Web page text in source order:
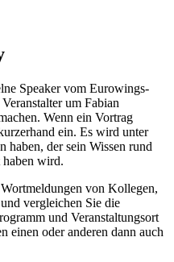
Speaker vom Eurowings-
um Fabian
Wenn ein Vortrag
ein. Es wird unter
haben, der sein Wissen rund
wird.
von Kollegen,
vergleichen Sie die
und Veranstaltungsort
einen oder anderen dann auch